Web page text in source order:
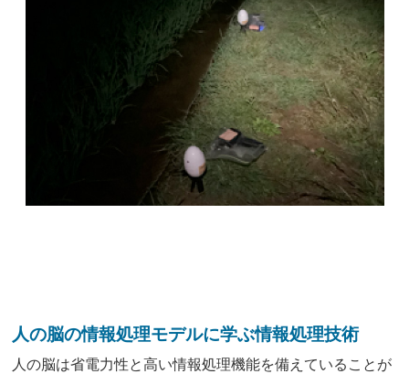
人の脳の情報処理モデルに学ぶ情報処理技術
人の脳は省電力性と高い情報処理機能を備えていることが